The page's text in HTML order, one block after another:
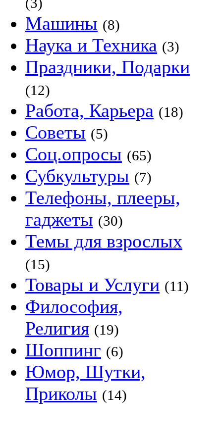
Машины (8)
Наука и Техника (3)
Праздники, Подарки
(12)
Работа, Карьера (18)
Советы (5)
Соц.опросы (65)
Субкультуры (7)
Телефоны, плееры,
гаджеты (30)
Темы для взрослых
(15)
Товары и Услуги (11)
Философия,
Религия (19)
Шоппинг (6)
Юмор, Шутки,
Приколы (14)